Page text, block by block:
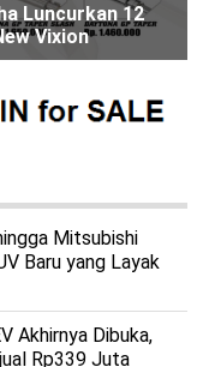
Luncurkan 12
Vixion
Mitsubishi
Baru yang Layak
Akhirnya Dibuka,
Rp339 Juta